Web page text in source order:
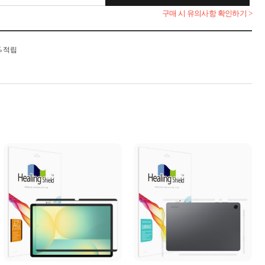
구매 시 유의사항 확인하기 >
적립